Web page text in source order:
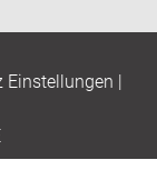
Einstellungen |